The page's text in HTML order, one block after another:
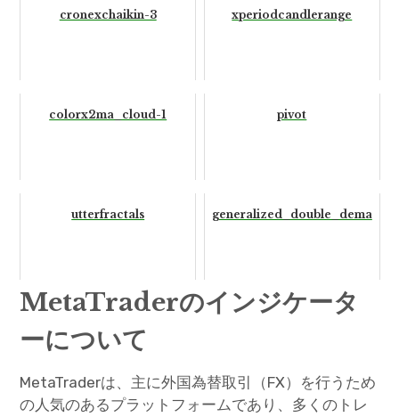
cronexchaikin-3 xperiodcandlerange
colorx2ma_cloud-1 pivot
utterfractals generalized_double_dema
MetaTraderのインジケータ
ーについて
MetaTraderは、主に外国為替取引（FX）を行うため
の人気のあるプラットフォームであり、多くのトレ